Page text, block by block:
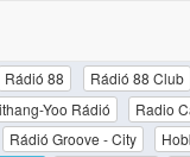
Rádió 88 Rádió 88 Club
Yoo Rádió Radio
Rádió Groove - City